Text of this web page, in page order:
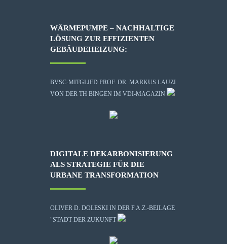
WÄRMEPUMPE – NACHHALTIGE
LÖSUNG ZUR EFFIZIENTEN
GEBÄUDEHEIZUNG:
BVSC-MITGLIED PROF. DR. MARKUS LAUZI
VON DER TH BINGEN IM VDI-MAGAZIN
DIGITALE DEKARBONISIERUNG
ALS STRATEGIE FÜR DIE
URBANE TRANSFORMATION
OLIVER D. DOLESKI IN DER F.A.Z.-BEILAGE
"STADT DER ZUKUNFT